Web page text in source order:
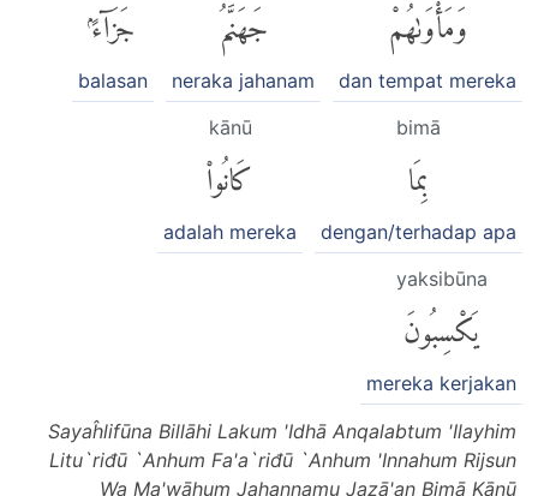
وَمَأْوَىٰهُمْ
dan tempat mereka
جَهَنَّمُ
neraka jahanam
جَزَآءًۢ
balasan
bimā
بِمَا
dengan/terhadap apa
kānū
كَانُوا۟
adalah mereka
yaksibūna
يَكْسِبُونَ
mereka kerjakan
Sayaĥlifūna Billāhi Lakum 'Idhā Anqalabtum 'Ilayhim
Litu`riđū `Anhum Fa'a`riđū `Anhum 'Innahum Rijsun
Wa Ma'wāhum Jahannamu Jazā'an Bimā Kānū